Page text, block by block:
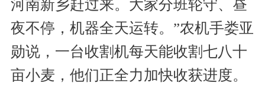
河南新乡赶过来。大家分班轮守、昼
夜不停，机器全天运转。”农机手娄亚
勋说，一台收割机每天能收割七八十
亩小麦，他们正全力加快收获进度。